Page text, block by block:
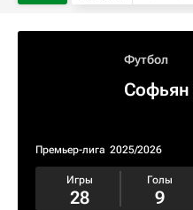
Футбол
Софьян
Премьер-лига 2025/2026
Игры
28
Голы
9